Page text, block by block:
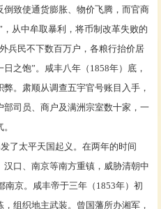
倒致使通货膨胀、物价飞腾，而官商
从中牟取暴利，将币制改革失败的
兵民不下数百万户，各粮行抬价居
之饱”。咸丰八年（1858年）底，
弊。肃顺从调查五宇官号账目入手，
司员、商户及满洲宗室数十家，一
了太平天国起义 。在两年的时间
汉口 、 南京等南方重镇，威胁清朝中
南京。咸丰帝于三年（1853年）初
，组织地主武装。 曾国藩所办湘军 ，